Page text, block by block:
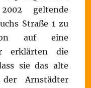
geltende
Straße 1 zu
auf eine
erklärten die
sie das alte
der Arnstädter